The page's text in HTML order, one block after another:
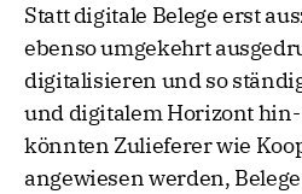
Statt digitale Belege erst
ebenso umgekehrt
digitalisieren und so
und digitalem Horizont
könnten Zulieferer wie
angewiesen werden,